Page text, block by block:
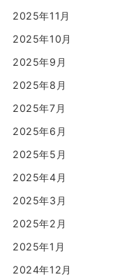
2025年11月
2025年10月
2025年9月
2025年8月
2025年7月
2025年6月
2025年5月
2025年4月
2025年3月
2025年2月
2025年1月
2024年12月